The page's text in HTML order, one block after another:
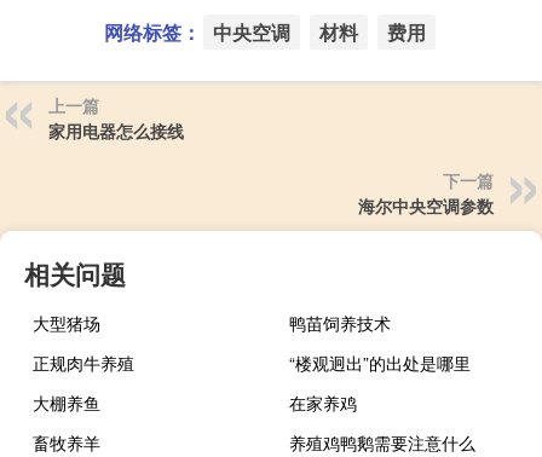
网络标签： 中央空调 材料 费用
上一篇
家用电器怎么接线
下一篇
海尔中央空调参数
相关问题
大型猪场
鸭苗饲养技术
正规肉牛养殖
“楼观迥出”的出处是哪里
大棚养鱼
在家养鸡
畜牧养羊
养殖鸡鸭鹅需要注意什么